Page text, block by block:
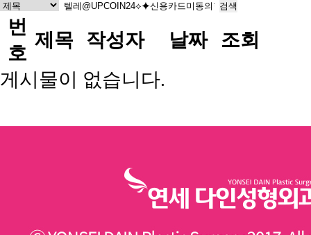
검색
번
호
제목 작성자 날짜
조회
게시물이 없습니다.